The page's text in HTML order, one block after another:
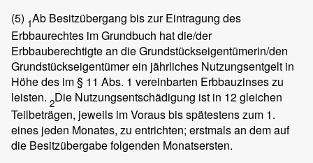
(5) 1Ab Besitzübergang bis zur Eintragung des
Erbbaurechtes im Grundbuch hat die/der
Erbbauberechtigte an die Grundstückseigentümerin/den
Grundstückseigentümer ein jährliches Nutzungsentgelt in
Höhe des im § 11 Abs. 1 vereinbarten Erbbauzinses zu
leisten. 2Die Nutzungsentschädigung ist in 12 gleichen
Teilbeträgen, jeweils im Voraus bis spätestens zum 1.
eines jeden Monates, zu entrichten; erstmals an dem auf
die Besitzübergabe folgenden Monatsersten.